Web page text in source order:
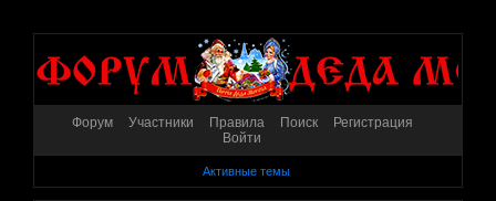
Форум Участники Правила Поиск
Регистрация
Войти
Активные темы